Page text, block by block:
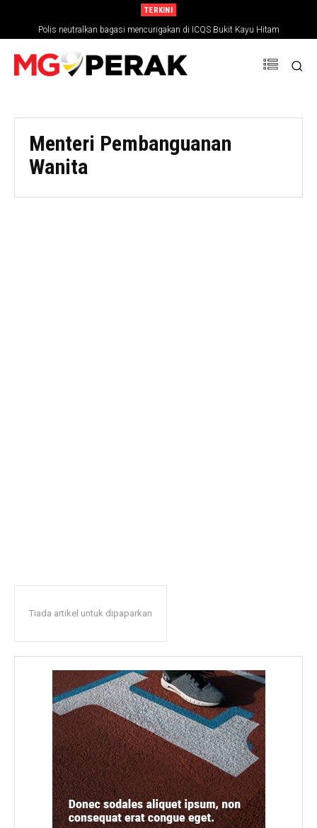
TERKINI
Polis neutralkan bagasi mencurigakan di ICQS Bukit Kayu Hitam
Menteri Pembanguanan
Wanita
Tiada artikel untuk dipaparkan